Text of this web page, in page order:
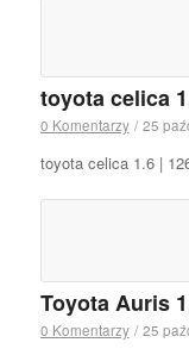
toyota celica
0 Komentarzy / 25
toyota celica 1.6 |
Toyota Auris
0 Komentarzy / 25